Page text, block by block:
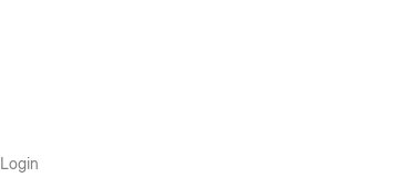
Login